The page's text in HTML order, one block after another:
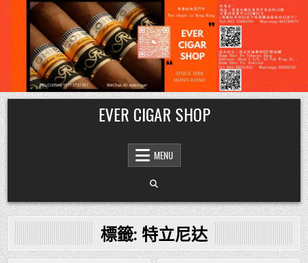
Skip
to
content
EVER CIGAR SHOP
MENU
標籤: 特立尼达